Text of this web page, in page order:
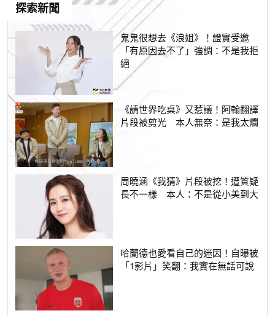
探索新聞
鬼鬼很想去《浪姐》！證實受邀
「有原因去不了」強調：不是我拒
絕
《請世界吃桌》又惹議！阿翰翻譯
片段被剪光 本人無奈：是我太爛
周曉涵《我猜》片段被挖！遭質疑
長不一樣 本人：不是從小美到大
哈蘭德也愛看自己的迷因！自曝被
「1影片」笑翻：我實在無話可說